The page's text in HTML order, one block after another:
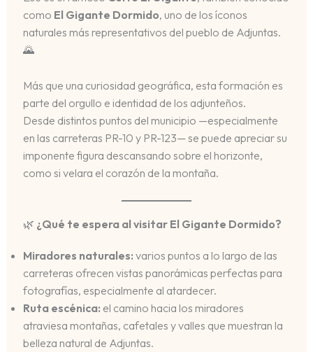
como El Gigante Dormido, uno de los íconos
naturales más representativos del pueblo de Adjuntas.
🌄
Más que una curiosidad geográfica, esta formación es
parte del orgullo e identidad de los adjunteños.
Desde distintos puntos del municipio —especialmente
en las carreteras PR-10 y PR-123— se puede apreciar su
imponente figura descansando sobre el horizonte,
como si velara el corazón de la montaña.
🌿 ¿Qué te espera al visitar El Gigante Dormido?
Miradores naturales: varios puntos a lo largo de las
carreteras ofrecen vistas panorámicas perfectas para
fotografías, especialmente al atardecer.
Ruta escénica: el camino hacia los miradores
atraviesa montañas, cafetales y valles que muestran la
belleza natural de Adjuntas.